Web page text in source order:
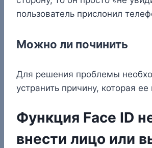
пользователь прислонил
Можно ли починить
Для решения проблемы
устранить причину, которая
Функция Face ID
внести лицо или